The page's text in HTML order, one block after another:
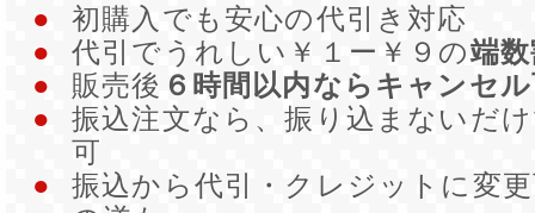
●
初購入でも安心の代引き対応
●
代引でうれしい￥１ー￥９の端
●
販売後 ６時間以内ならキャンセ
●
振込注文なら、振り込まないだ
可
●
振込から代引・クレジットに変